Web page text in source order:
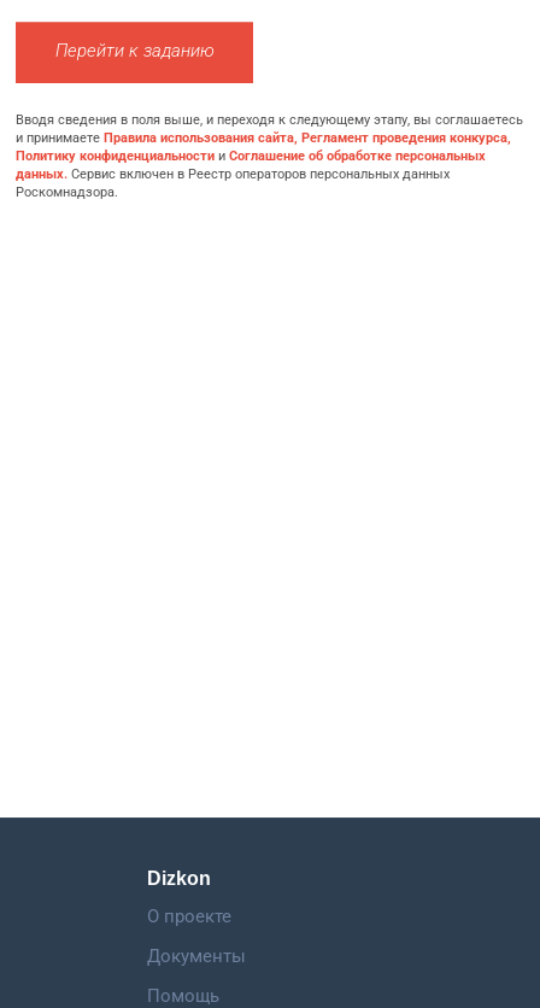
Перейти к заданию
Вводя сведения в поля выше, и переходя к следующему этапу, вы соглашаетесь
и принимаетеПравила использования сайта, Регламент проведения конкурса,
Политику конфиденциальности иСоглашение об обработке персональных
данных. Сервис включен в Реестр операторов персональных данных
Роскомнадзора.
Dizkon
О проекте
Документы
Помощь